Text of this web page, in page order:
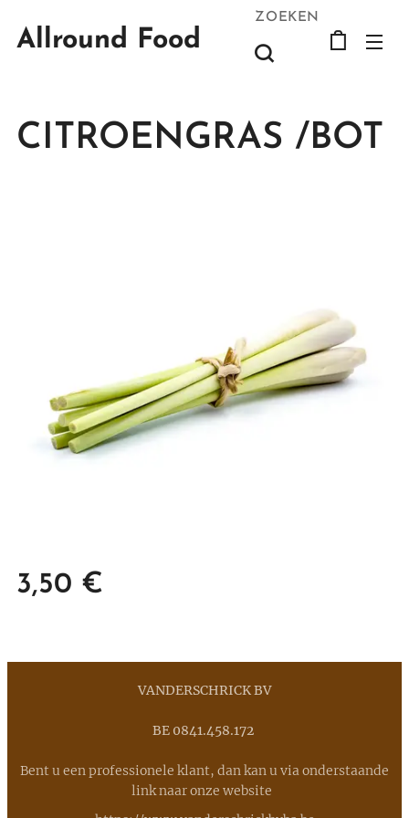
Allround Food
ZOEKEN
CITROENGRAS /BOT
3,50 €
VANDERSCHRICK BV
BE 0841.458.172
Bent u een professionele klant, dan kan u via onderstaande
link naar onze website